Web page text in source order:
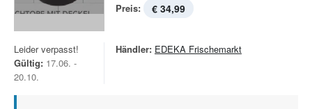
Preis: € 34,99
Leider verpasst!
Gültig: 17.06. -
20.10.
Händler: EDEKA Frischemarkt